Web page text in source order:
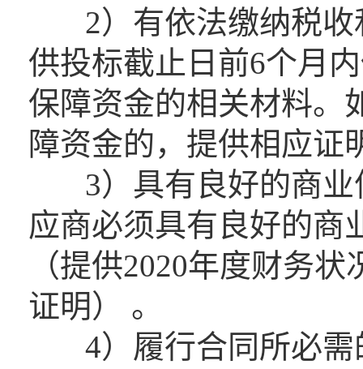
2）有依法缴纳税收
供投标截止日前6个月
保障资金的相关材料。
障资金的，提供相应证
3）具有良好的商业
应商必须具有良好的商
（提供2020年度财务
证明） 。
4）履行合同所必需